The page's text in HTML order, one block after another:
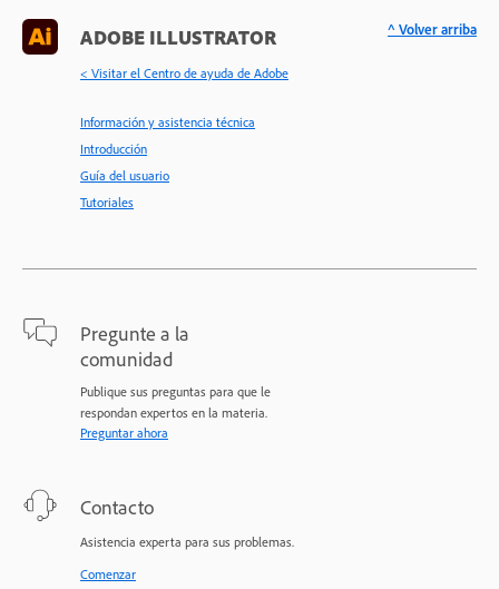
ADOBE ILLUSTRATOR
< Visitar el Centro de ayuda de Adobe
Información y asistencia técnica
Introducción
Guía del usuario
Tutoriales
Pregunte a la
comunidad
Publique sus preguntas para que le
respondan expertos en la materia.
Preguntar ahora
Contacto
Asistencia experta para sus problemas.
Comenzar
^ Volver arriba